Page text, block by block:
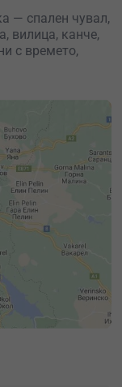
— спален чувал,
вилица, канче,
с времето,